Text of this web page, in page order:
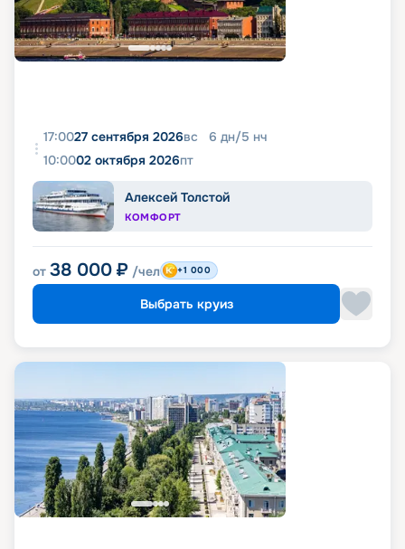
17:0027 сентября 2026вс 6 дн/5 нч
10:0002 октября 2026пт
Алексей Толстой
КОМФОРТ
от 38 000 ₽ /чел +1 000
Выбрать круиз